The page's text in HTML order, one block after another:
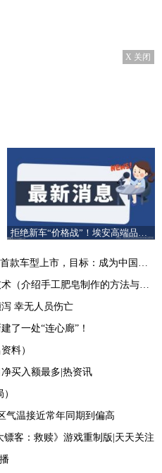
X 关闭
拒绝新车“价格战”！埃安高端品牌首款车型上市，目标：成为中国电动车界保时捷_热点评
拒绝新车“价格战”！埃安高端品牌首款车型上市，目标：成为中国电动车界保时捷_热点评
全球时讯：人做成肥皂需要什么技术（介绍手工肥皂制作的方法与方法）
幸无人员伤亡
了一处“连心廊”！
料）
买入额最多|热资讯
气温接近常年同期到偏高
客：救赎》游戏重制版|天天关注